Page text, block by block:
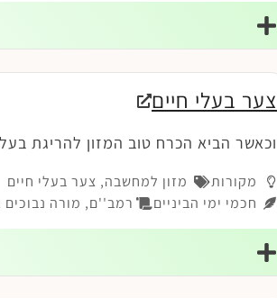
צער בעלי חיים
וכאשר הביא הכרח טוב המזון להריגת
מקורות מזון למחשבה, צער בעלי חיים
חכמי ימי הביניים
רמב''ם, מורה נבוכים